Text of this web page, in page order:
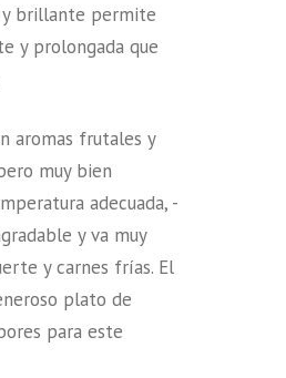
y brillante permite
y prolongada que
aromas frutales y
muy bien
adecuada, -
y va muy
y carnes frías. El
plato de
para este